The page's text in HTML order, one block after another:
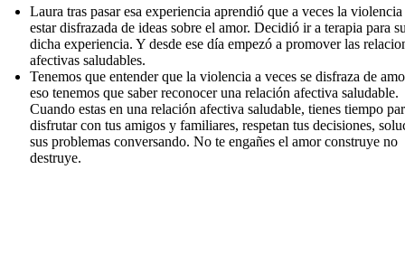
Laura tras pasar esa experiencia aprendió que a veces la violencia
estar disfrazada de ideas sobre el amor. Decidió ir a terapia para
dicha experiencia. Y desde ese día empezó a promover las
afectivas saludables.
Tenemos que entender que la violencia a veces se disfraza de
eso tenemos que saber reconocer una relación afectiva saludable.
Cuando estas en una relación afectiva saludable, tienes tiempo
disfrutar con tus amigos y familiares, respetan tus decisiones,
sus problemas conversando. No te engañes el amor construye no
destruye.